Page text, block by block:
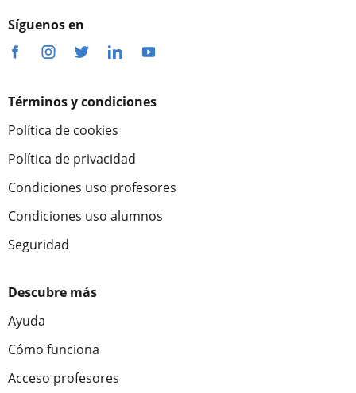
Síguenos en
Términos y condiciones
Política de cookies
Política de privacidad
Condiciones uso profesores
Condiciones uso alumnos
Seguridad
Descubre más
Ayuda
Cómo funciona
Acceso profesores